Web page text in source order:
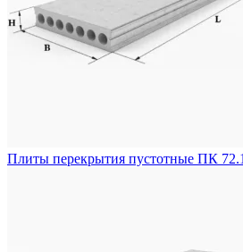
Плиты перекрытия пустотные ПК